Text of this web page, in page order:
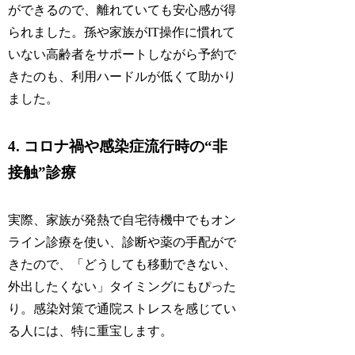
ができるので、離れていても安心感が得
られました。孫や家族がIT操作に慣れて
いない高齢者をサポートしながら予約で
きたのも、利用ハードルが低くて助かり
ました。
4. コロナ禍や感染症流行時の“非
接触”診療
実際、家族が発熱で自宅待機中でもオン
ライン診療を使い、診断や薬の手配がで
きたので、「どうしても移動できない、
外出したくない」タイミングにもぴった
り。感染対策で通院ストレスを感じてい
る人には、特に重宝します。